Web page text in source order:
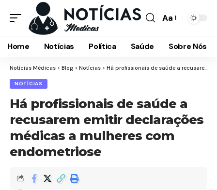
Font
Resizer
Aa
Home Notícias Política Saúde Sobre Nós
Notícias Médicas > Blog > Notícias > Há profissionais de saúde a recusarem emitir declarações médicas a mulheres com endometriose
NOTÍCIAS
Há profissionais de saúde a
recusarem emitir declarações
médicas a mulheres com
endometriose